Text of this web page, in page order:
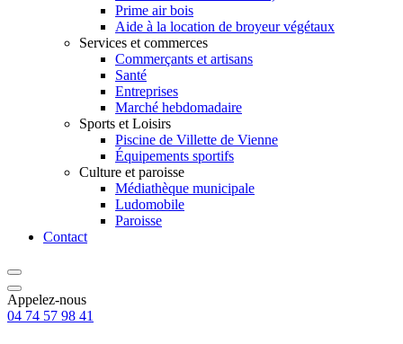
Prime air bois
Aide à la location de broyeur végétaux
Services et commerces
Commerçants et artisans
Santé
Entreprises
Marché hebdomadaire
Sports et Loisirs
Piscine de Villette de Vienne
Équipements sportifs
Culture et paroisse
Médiathèque municipale
Ludomobile
Paroisse
Contact
Appelez-nous
04 74 57 98 41